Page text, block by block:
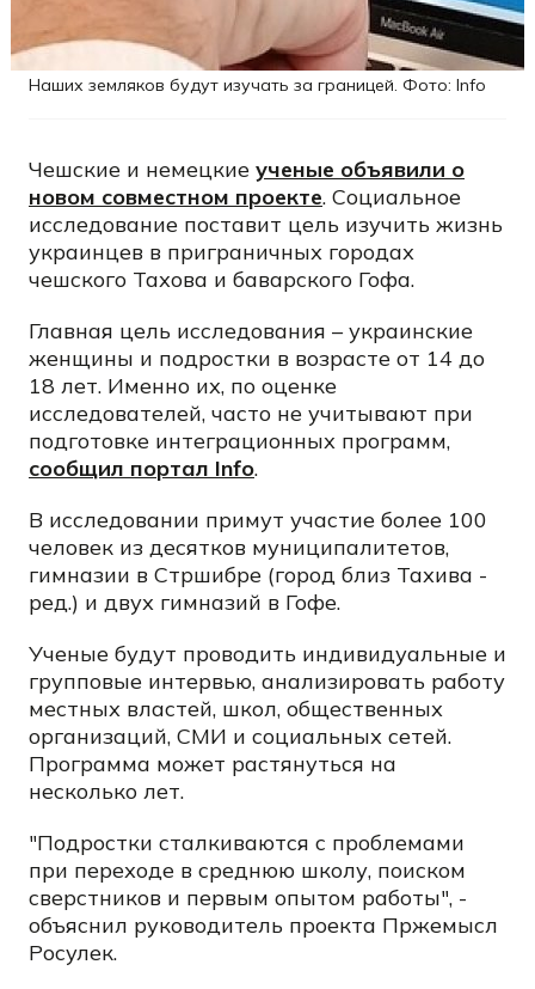
Наших земляков будут изучать за границей. Фото: Info
Чешские и немецкие ученые объявили о
новом совместном проекте. Социальное
исследование поставит цель изучить жизнь
украинцев в приграничных городах
чешского Тахова и баварского Гофа.
Главная цель исследования – украинские
женщины и подростки в возрасте от 14 до
18 лет. Именно их, по оценке
исследователей, часто не учитывают при
подготовке интеграционных программ,
сообщил портал Info.
В исследовании примут участие более 100
человек из десятков муниципалитетов,
гимназии в Стршибре (город близ Тахива -
ред.) и двух гимназий в Гофе.
Ученые будут проводить индивидуальные и
групповые интервью, анализировать работу
местных властей, школ, общественных
организаций, СМИ и социальных сетей.
Программа может растянуться на
несколько лет.
"Подростки сталкиваются с проблемами
при переходе в среднюю школу, поиском
сверстников и первым опытом работы", -
объяснил руководитель проекта Пржемысл
Росулек.